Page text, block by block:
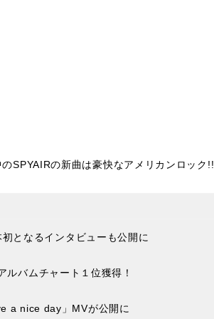
SPYAIRの新曲は豪快なアメリカンロック!!
となるインタビューも公開に
バムチャート１位獲得！
a nice day」MVが公開に